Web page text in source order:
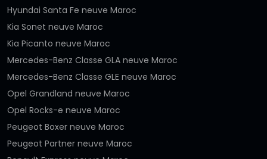
Hyundai Santa Fe neuve Maroc
Kia Sonet neuve Maroc
Kia Picanto neuve Maroc
Mercedes-Benz Classe GLA neuve Maroc
Mercedes-Benz Classe GLE neuve Maroc
Opel Grandland neuve Maroc
Opel Rocks-e neuve Maroc
Peugeot Boxer neuve Maroc
Peugeot Partner neuve Maroc